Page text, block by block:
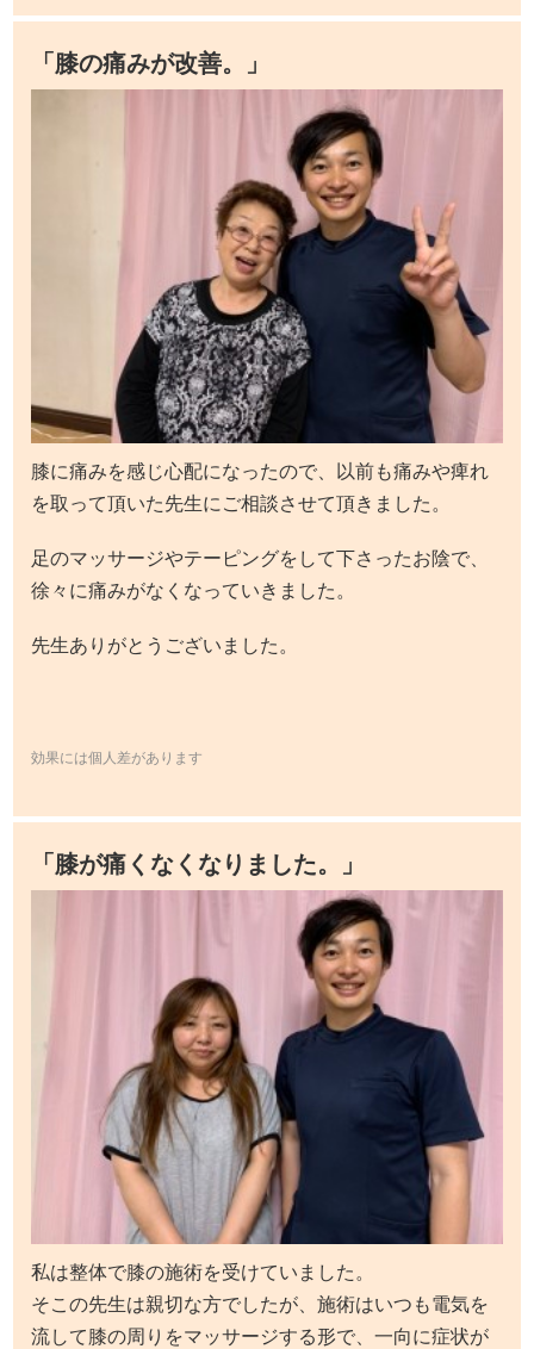
「膝の痛みが改善。」
膝に痛みを感じ心配になったので、以前も痛みや痺れ
を取って頂いた先生にご相談させて頂きました。
足のマッサージやテーピングをして下さったお陰で、
徐々に痛みがなくなっていきました。
先生ありがとうございました。
効果には個人差があります
「膝が痛くなくなりました。」
私は整体で膝の施術を受けていました。
そこの先生は親切な方でしたが、施術はいつも電気を
流して膝の周りをマッサージする形で、一向に症状が